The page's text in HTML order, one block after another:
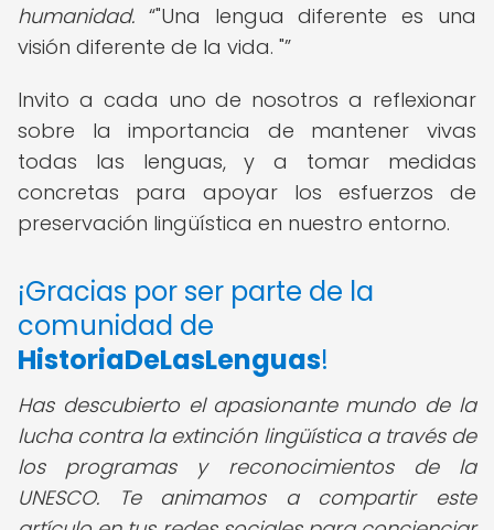
humanidad.
"Una lengua diferente es una
visión diferente de la vida. "
Invito a cada uno de nosotros a reflexionar
sobre la importancia de mantener vivas
todas las lenguas, y a tomar medidas
concretas para apoyar los esfuerzos de
preservación lingüística en nuestro entorno.
¡Gracias por ser parte de la
comunidad de
HistoriaDeLasLenguas!
Has descubierto el apasionante mundo de la
lucha contra la extinción lingüística a través de
los programas y reconocimientos de la
UNESCO. Te animamos a compartir este